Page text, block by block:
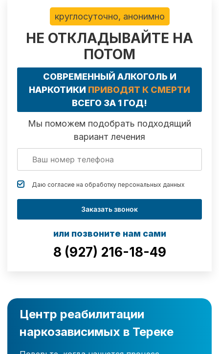
круглосуточно, анонимно
НЕ ОТКЛАДЫВАЙТЕ НА
ПОТОМ
СОВРЕМЕННЫЙ АЛКОГОЛЬ И
НАРКОТИКИ ПРИВОДЯТ К СМЕРТИ
ВСЕГО ЗА 1 ГОД!
Мы поможем подобрать подходящий
вариант лечения
Даю согласие на обработку персональных данных
Заказать звонок
или позвоните нам сами
8 (927) 216-18-49
Центр реабилитации
наркозависимых в Тереке